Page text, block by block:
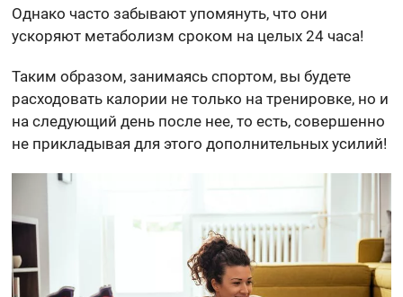
Однако часто забывают упомянуть, что они
ускоряют метаболизм сроком на целых 24 часа!
Таким образом, занимаясь спортом, вы будете
расходовать калории не только на тренировке, но и
на следующий день после нее, то есть, совершенно
не прикладывая для этого дополнительных усилий!